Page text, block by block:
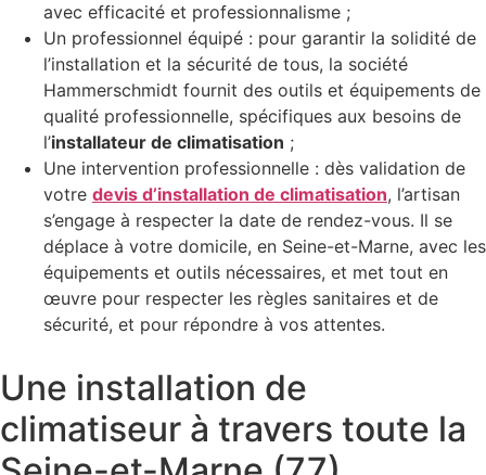
avec efficacité et professionnalisme ;
Un professionnel équipé : pour garantir la solidité de
l’installation et la sécurité de tous, la société
Hammerschmidt fournit des outils et équipements de
qualité professionnelle, spécifiques aux besoins de
l’installateur de climatisation ;
Une intervention professionnelle : dès validation de
votre devis d’installation de climatisation, l’artisan
s’engage à respecter la date de rendez-vous. Il se
déplace à votre domicile, en Seine-et-Marne, avec les
équipements et outils nécessaires, et met tout en
œuvre pour respecter les règles sanitaires et de
sécurité, et pour répondre à vos attentes.
Une installation de
climatiseur à travers toute la